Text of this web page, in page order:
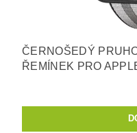
ČERNOŠEDÝ
ŘEMÍNEK PRO